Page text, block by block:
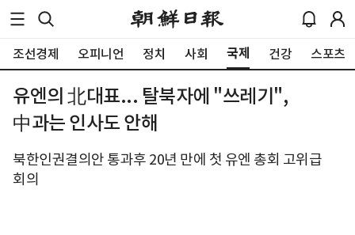
조선경제 오피니언 정치 사회 국제 건강 스포츠
유엔의 北대표... 탈북자에 "쓰레기",
中과는 인사도 안해
북한인권결의안 통과후 20년 만에 첫 유엔 총회 고위급
회의